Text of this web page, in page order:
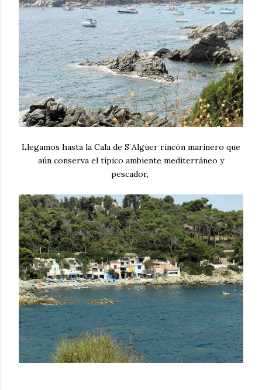
Llegamos hasta la Cala de S´Alguer rincón marinero que
aún conserva el típico ambiente mediterráneo y
pescador,